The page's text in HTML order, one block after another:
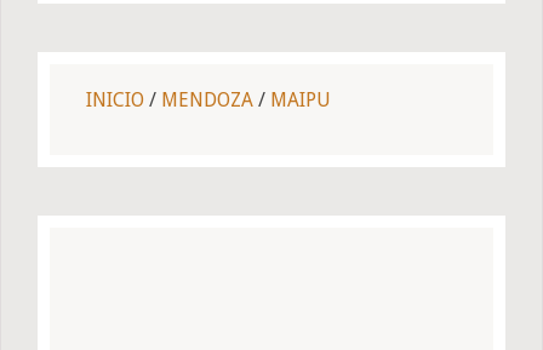
INICIO / MENDOZA / MAIPU